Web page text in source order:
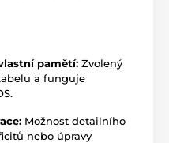
pamětí: Zvolený
a funguje
Možnost detailního
nebo úpravy